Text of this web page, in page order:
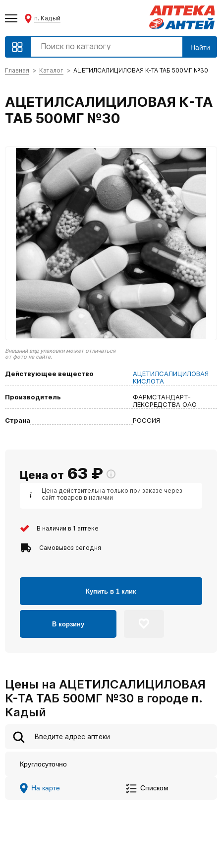
п. Кадый
Найти
Главная Каталог АЦЕТИЛСАЛИЦИЛОВАЯ К-ТА ТАБ 500МГ №30
АЦЕТИЛСАЛИЦИЛОВАЯ К-ТА
ТАБ 500МГ №30
Внешний вид упаковки может отличаться
от фото на сайте.
Действующее вещество
АЦЕТИЛСАЛИЦИЛОВАЯ
КИСЛОТА
Производитель
ФАРМСТАНДАРТ-
ЛЕКСРЕДСТВА ОАО
Страна
РОССИЯ
Цена от 63 ₽
Цена действительна только при заказе через
сайт товаров в наличии
В наличии в 1 аптеке
Самовывоз сегодня
Купить в 1 клик
В корзину
Цены на АЦЕТИЛСАЛИЦИЛОВАЯ
К-ТА ТАБ 500МГ №30 в городе п.
Кадый
Круглосуточно
На карте Списком